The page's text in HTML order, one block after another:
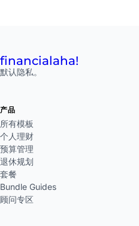
financialaha!
默认隐私。
产品
所有模板
个人理财
预算管理
退休规划
套餐
Bundle Guides
顾问专区